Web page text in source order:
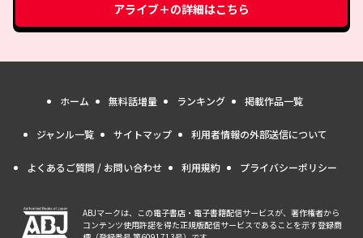
アライブ＋の詳細はこちら
ホーム 無料話増量 ランキング 掲載作品一覧
ジャンル一覧 サイトマップ 利用者情報の外部送信について
よくあるご質問 / お問い合わせ 利用規約 プライバシーポリシー
ABJマークは、この電子書店・電子書籍配信サービスが、著作権者から
コンテンツ使用許諾を得た正規版配信サービスであることを示す登録商